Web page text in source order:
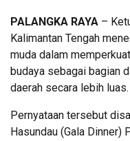
PALANGKA RAYA –
Kalimantan Tengah
muda dalam
budaya sebagai bagian
daerah secara lebih luas.
Pernyataan tersebut
Hasundau (Gala Dinner)